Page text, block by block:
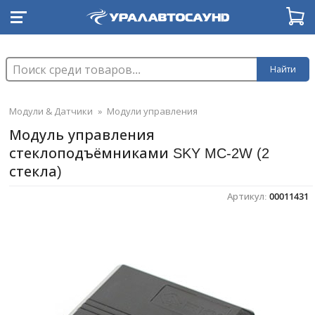
Найти
Модули & Датчики » Модули управления
Модуль управления
стеклоподъёмниками SKY MC-2W (2
стекла)
Артикул: 00011431